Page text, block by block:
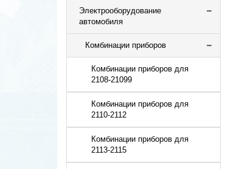
Электрооборудование
автомобиля
Комбинации приборов
Комбинации приборов для
2108-21099
Комбинации приборов для
2110-2112
Комбинации приборов для
2113-2115